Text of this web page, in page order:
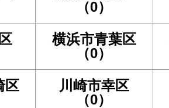
（0）
横浜市青葉区
（0）
区
川崎市幸区
（0）